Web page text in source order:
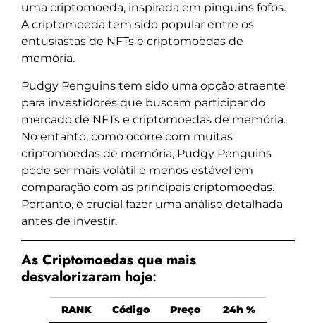
uma criptomoeda, inspirada em pinguins fofos.
A criptomoeda tem sido popular entre os
entusiastas de NFTs e criptomoedas de
memória.
Pudgy Penguins tem sido uma opção atraente
para investidores que buscam participar do
mercado de NFTs e criptomoedas de memória.
No entanto, como ocorre com muitas
criptomoedas de memória, Pudgy Penguins
pode ser mais volátil e menos estável em
comparação com as principais criptomoedas.
Portanto, é crucial fazer uma análise detalhada
antes de investir.
As Criptomoedas que mais
desvalorizaram hoje:
RANK Código Preço 24h %